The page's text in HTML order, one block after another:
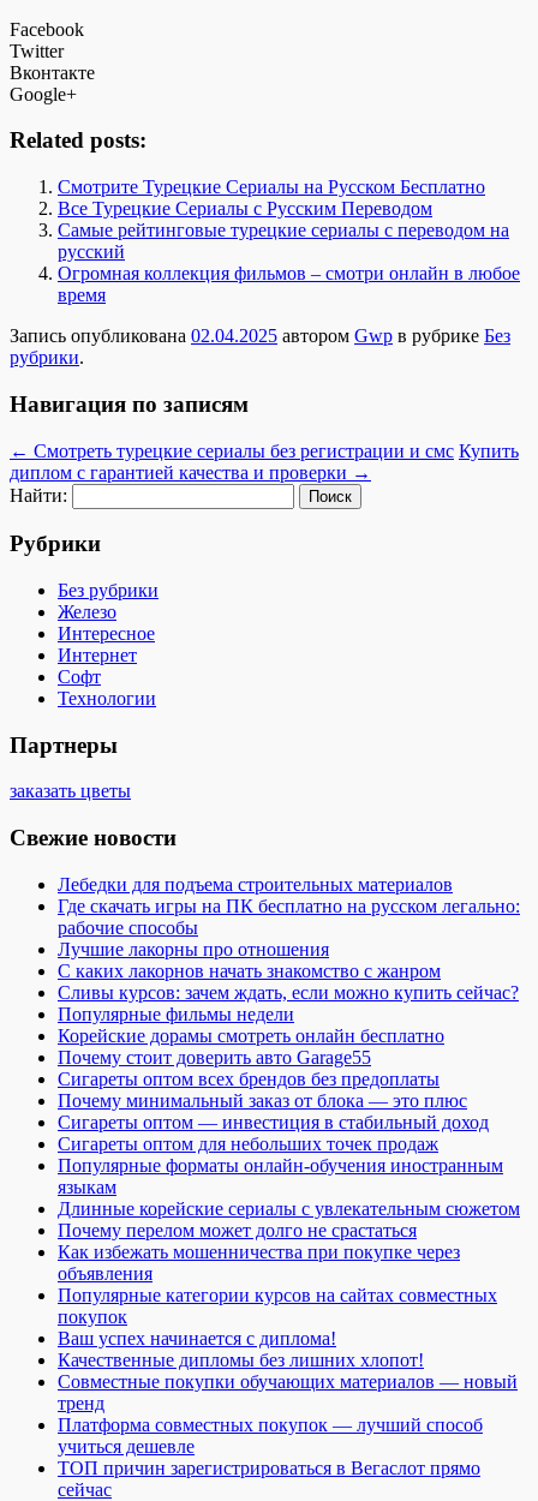
Facebook
Twitter
Вконтакте
Google+
Related posts:
Смотрите Турецкие Сериалы на Русском Бесплатно
Все Турецкие Сериалы с Русским Переводом
Самые рейтинговые турецкие сериалы с переводом на
русский
Огромная коллекция фильмов – смотри онлайн в любое
время
Запись опубликована 02.04.2025 автором Gwp в рубрике Без
рубрики.
Навигация по записям
← Смотреть турецкие сериалы без регистрации и смс Купить
диплом с гарантией качества и проверки →
Найти:
Рубрики
Без рубрики
Железо
Интересное
Интернет
Софт
Технологии
Партнеры
заказать цветы
Свежие новости
Лебедки для подъема строительных материалов
Где скачать игры на ПК бесплатно на русском легально:
рабочие способы
Лучшие лакорны про отношения
С каких лакорнов начать знакомство с жанром
Сливы курсов: зачем ждать, если можно купить сейчас?
Популярные фильмы недели
Корейские дорамы смотреть онлайн бесплатно
Почему стоит доверить авто Garage55
Сигареты оптом всех брендов без предоплаты
Почему минимальный заказ от блока — это плюс
Сигареты оптом — инвестиция в стабильный доход
Сигареты оптом для небольших точек продаж
Популярные форматы онлайн-обучения иностранным
языкам
Длинные корейские сериалы с увлекательным сюжетом
Почему перелом может долго не срастаться
Как избежать мошенничества при покупке через
объявления
Популярные категории курсов на сайтах совместных
покупок
Ваш успех начинается с диплома!
Качественные дипломы без лишних хлопот!
Совместные покупки обучающих материалов — новый
тренд
Платформа совместных покупок — лучший способ
учиться дешевле
ТОП причин зарегистрироваться в Вегаслот прямо
сейчас